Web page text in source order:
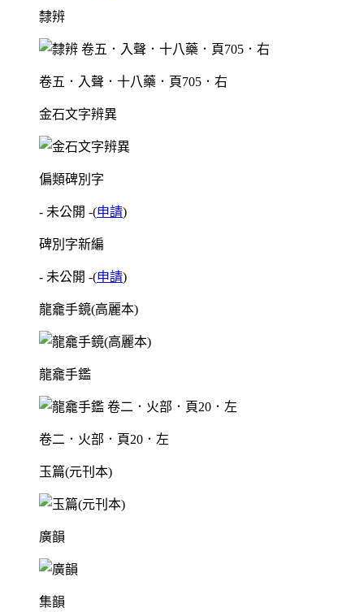
隸辨
卷五．入聲．十八藥．頁705．右
金石文字辨異
偏類碑別字
- 未公開 -(申請)
碑別字新編
- 未公開 -(申請)
龍龕手鏡(高麗本)
龍龕手鑑
卷二．火部．頁20．左
玉篇(元刊本)
廣韻
集韻